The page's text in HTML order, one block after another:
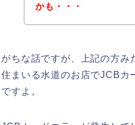
かも・・・
ちな話ですが、上記の方
まいる水道のお店でJCBカ
すよ。